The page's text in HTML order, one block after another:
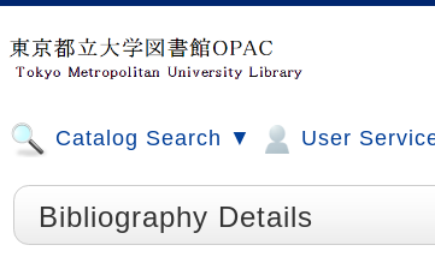
Catalog Search ▼ User
Bibliography Details